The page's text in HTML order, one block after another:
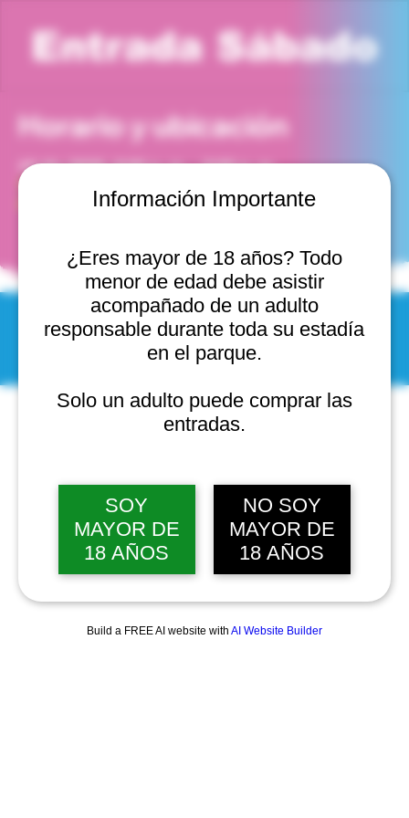
Información Importante
¿Eres mayor de 18 años? Todo
menor de edad debe asistir
acompañado de un adulto
responsable durante toda su estadía
en el parque.
Solo un adulto puede comprar las
entradas.
SOY
MAYOR DE
18 AÑOS
NO SOY
MAYOR DE
18 AÑOS
Build a FREE AI website with AI Website Builder
Entrada Sábado
Horario y ubicación
12 dic 2026, 8:00 p. m. – 9:00 p. m.
Viña del Mar, Cam. Internacional 2440, 2541754 Viña
del Mar, Valparaíso, Chile